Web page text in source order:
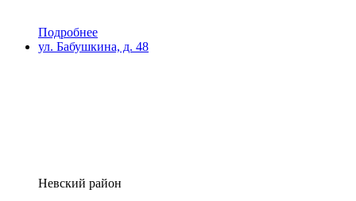
Подробнее
ул. Бабушкина, д. 48
Невский район